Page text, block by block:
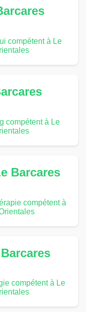
compétent à Le
compétent à Le
Barcares
compétent à
compétent à Le